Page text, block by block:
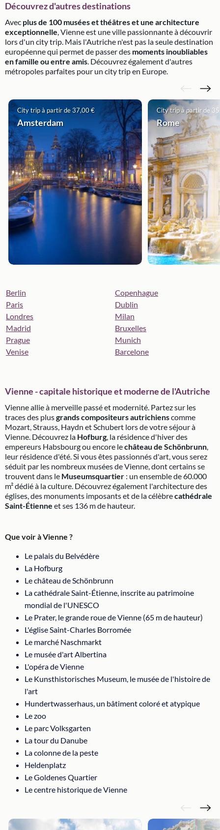
Découvrez d'autres destinations
Avec plus de 100 musées et théâtres et une architecture
exceptionnelle, Vienne est une ville passionnante à découvrir
lors d'un city trip. Mais l'Autriche n'est pas la seule destination
européenne qui permet de passer des moments inoubliables
en famille ou entre amis. Découvrez également d'autres
métropoles parfaites pour un city trip en Europe.
City trip à partir de 37,00 €
Amsterdam
City trip à partir de
Rome
Berlin
Paris
Londres
Madrid
Prague
Venise
Copenhague
Dublin
Milan
Bruxelles
Munich
Barcelone
Vienne - capitale historique et moderne de l'Autriche
Vienne allie à merveille passé et modernité. Partez sur les
traces des plusgrands compositeurs autrichienscomme
Mozart, Strauss, Haydn et Schubert lors de votre séjour à
Vienne. Découvrez la Hofburg, la résidence d'hiver des
empereurs Habsbourg ou encore lechâteau de Schönbrunn,
leur résidence d'été. Si vous êtes passionnés d'art, vous serez
séduit par les nombreux musées de Vienne, dont certains se
trouvent dans le Museumsquartier : un ensemble de 60.000
m² dédié à la culture. Découvrez également l'architecture des
églises, des monuments imposants et de la célèbrecathédrale
Saint-Étienne et ses 136 m de hauteur.
Que voir à Vienne ?
Le palais du Belvédère
La Hofburg
Le château de Schönbrunn
La cathédrale Saint-Étienne, inscrite au patrimoine
mondial de l'UNESCO
Le Prater, le grande roue de Vienne (65 m de hauteur)
L'église Saint-Charles Borromée
Le marché Naschmarkt
Le musée d'art Albertina
L'opéra de Vienne
Le Kunsthistorisches Museum, le musée de l'histoire de
l'art
Hundertwasserhaus, un bâtiment coloré et atypique
Le zoo
Le parc Volksgarten
La tour du Danube
La colonne de la peste
Heldenplatz
Le Goldenes Quartier
Le centre historique de Vienne